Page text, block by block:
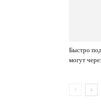
Быстро
могут